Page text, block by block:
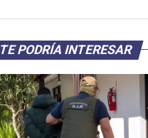
TE PODRÍA INTERESAR